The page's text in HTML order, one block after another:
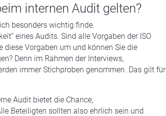
internen Audit gelten?
besonders wichtig finde.
eines Audits. Sind alle Vorgaben der ISO
Vorgaben um und können Sie die
Denn im Rahmen der Interviews,
immer Stichproben genommen. Das gilt für
Audit bietet die Chance,
Beteiligten sollten also ehrlich sein und